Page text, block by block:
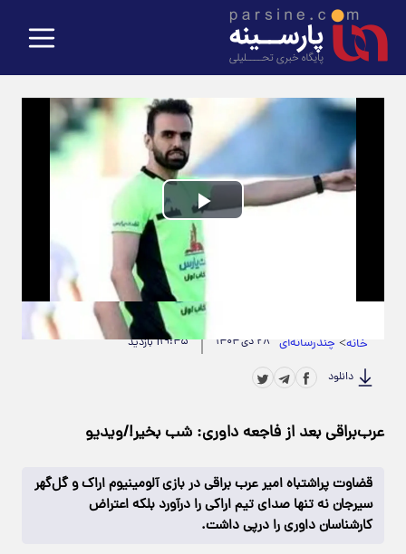
Play
Video
مدت زمان ویدیو: 00:00:21
خانه> چندرسانه‌ای ۲۸ دی ۱۴۰۴ ۱۹:۴۵1 بازدید
دانلود
عرب‌براقی بعد از فاجعه داوری: شب بخیر!/ویدیو
قضاوت پراشتباه امیر عرب براقی در بازی آلومینیوم اراک و گل‌گهر
سیرجان نه تنها صدای تیم اراکی را درآورد بلکه اعتراض
کارشناسان داوری را درپی داشت.